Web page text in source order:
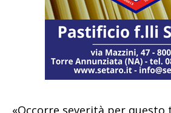
«Occorre severità per